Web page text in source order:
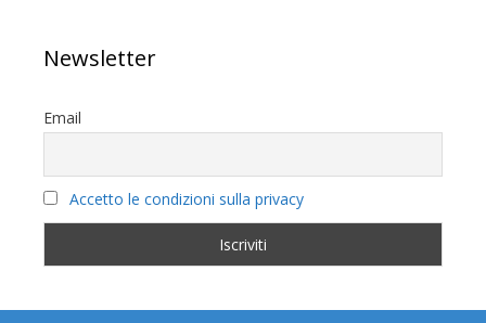
Newsletter
Email
Accetto le condizioni sulla privacy